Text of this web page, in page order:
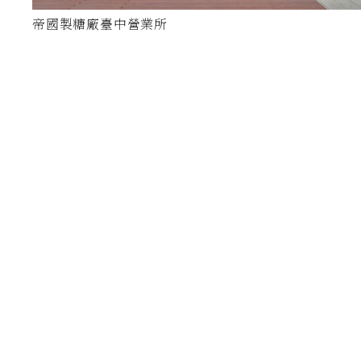
帝國製糖廠臺中營業所